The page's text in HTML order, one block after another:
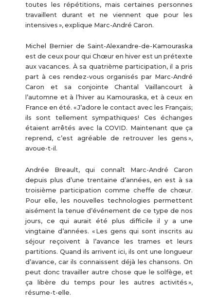
toutes les répétitions, mais certaines personnes
travaillent durant et ne viennent que pour les
intensives », explique Marc-André Caron.
Michel Bernier de Saint-Alexandre-de-Kamouraska
est de ceux pour qui Chœur en hiver est un prétexte
aux vacances. À sa quatrième participation, il a pris
part à ces rendez-vous organisés par Marc-André
Caron et sa conjointe Chantal Vaillancourt à
l’automne et à l’hiver au Kamouraska, et à ceux en
France en été. « J’adore le contact avec les Français;
ils sont tellement sympathiques! Ces échanges
étaient arrêtés avec la COVID. Maintenant que ça
reprend, c’est agréable de retrouver les gens »,
avoue-t-il.
Andrée Breault, qui connaît Marc-André Caron
depuis plus d’une trentaine d’années, en est à sa
troisième participation comme cheffe de chœur.
Pour elle, les nouvelles technologies permettent
aisément la tenue d’événement de ce type de nos
jours, ce qui aurait été plus difficile il y a une
vingtaine d’années. « Les gens qui sont inscrits au
séjour reçoivent à l’avance les trames et leurs
partitions. Quand ils arrivent ici, ils ont une longueur
d’avance, car ils connaissent déjà les chansons. On
peut donc travailler autre chose que le solfège, et
ça libère du temps pour les autres activités »,
résume-t-elle.